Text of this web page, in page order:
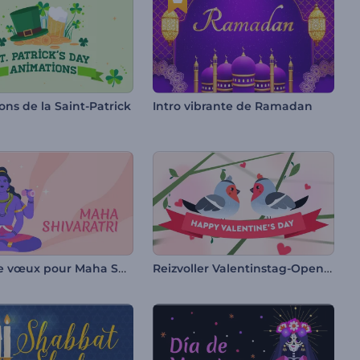
de la Saint-Patrick Intro vibrante de Ramadan
Vidéo de vœux pour Maha Shivratri Reizvoller Valentinstag-Opener